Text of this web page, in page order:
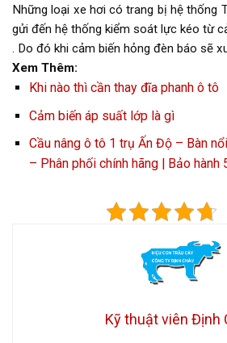
Những loại xe hơi có trang bị hệ thống
gửi đến hệ thống kiểm soát lực kéo từ
. Do đó khi cảm biến hỏng đèn báo sẽ
Xem Thêm:
Khi nào thì cần thay đĩa phanh ô tô
Cảm biến áp suất lớp là gì
Cầu nâng ô tô 1 trụ Ấn Độ – Bàn
– Phân phối chính hãng | Bảo hành
Kỹ thuật viên Định